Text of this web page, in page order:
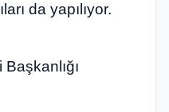
da yapılıyor.